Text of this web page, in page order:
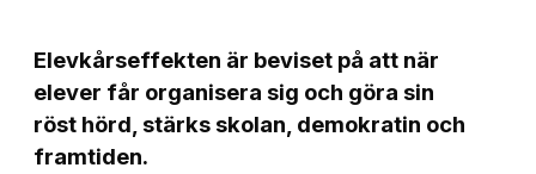
Elevkårseffekten är beviset på att när
elever får organisera sig och göra sin
röst hörd, stärks skolan, demokratin och
framtiden.